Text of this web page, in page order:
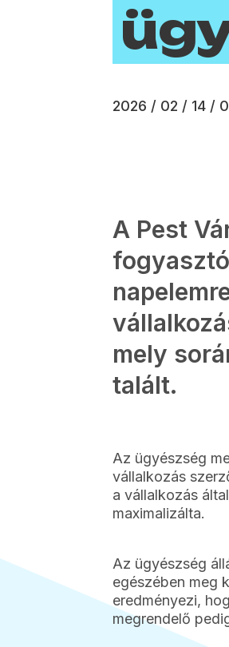
2026 / 02 / 14 /
A Pest
mely
talált.
Az ügyészség
vállalkozás
a vállalkozás
maximalizálta.
Az ügyészség
egészében meg
eredményezi,
megrendelő